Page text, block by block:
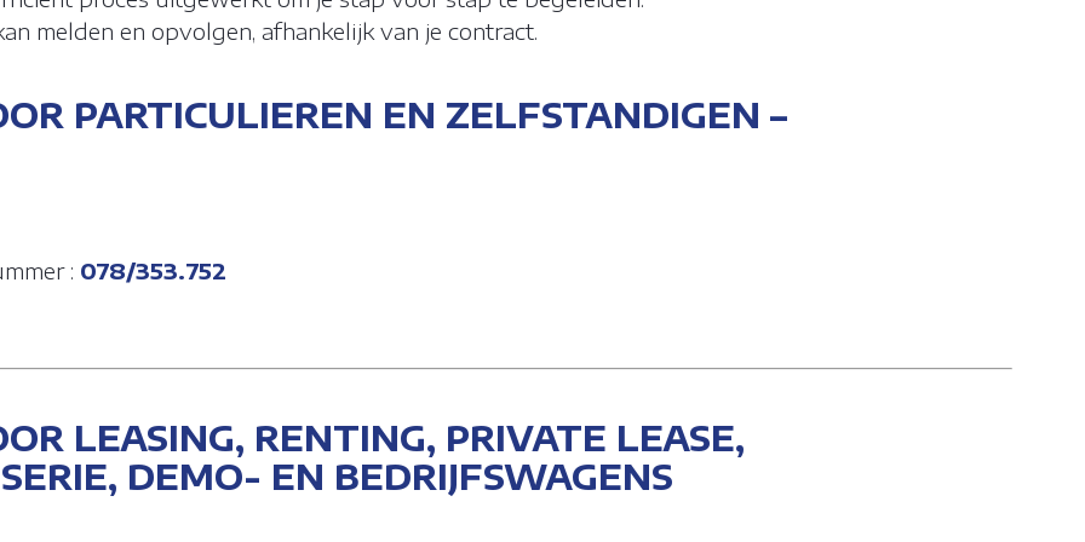
melden en opvolgen, afhankelijk van je contract.
PARTICULIEREN EN ZELFSTANDIGEN –
: 078/353.752
LEASING, RENTING, PRIVATE LEASE,
DEMO- EN BEDRIJFSWAGENS